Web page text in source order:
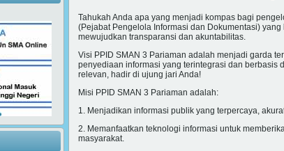
Tahukah Anda apa yang menjadi kompas bagi
(Pejabat Pengelola Informasi dan Dokumentasi)
mewujudkan transparansi dan akuntabilitas.
Visi PPID SMAN 3 Pariaman adalah menjadi garda
penyediaan informasi yang terintegrasi dan berbasis
relevan, hadir di ujung jari Anda!
Misi PPID SMAN 3 Pariaman adalah:
1. Menjadikan informasi publik yang terpercaya,
2. Memanfaatkan teknologi informasi untuk
masyarakat.